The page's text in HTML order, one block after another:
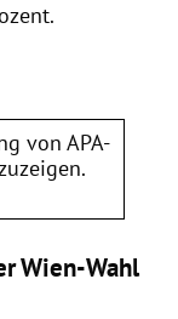
von APA-
Wien-Wahl